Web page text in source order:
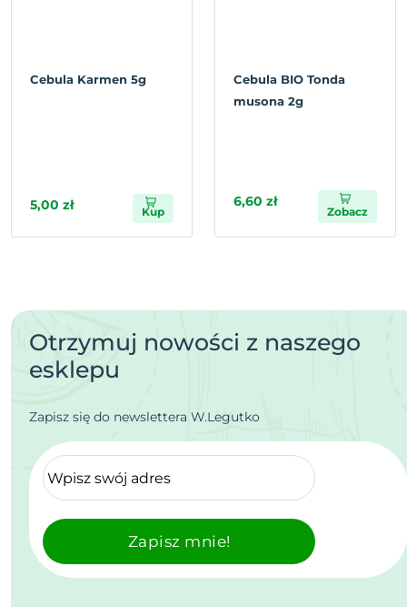
Cebula Karmen 5g
5,00 zł Kup
Cebula BIO Tonda
musona 2g
6,60 zł
Zobacz
Otrzymuj nowości z naszego
esklepu
Zapisz się do newslettera W.Legutko
Zapisz mnie!